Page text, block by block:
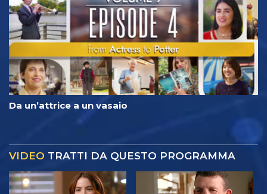
Da un’attrice a un vasaio
VIDEO TRATTI DA QUESTO PROGRAMMA